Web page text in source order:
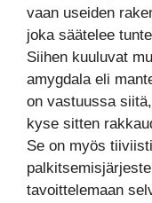
vaan useiden
joka säätelee
Siihen kuuluvat
amygdala eli
on vastuussa
kyse sitten
Se on myös
tavoittelemaan